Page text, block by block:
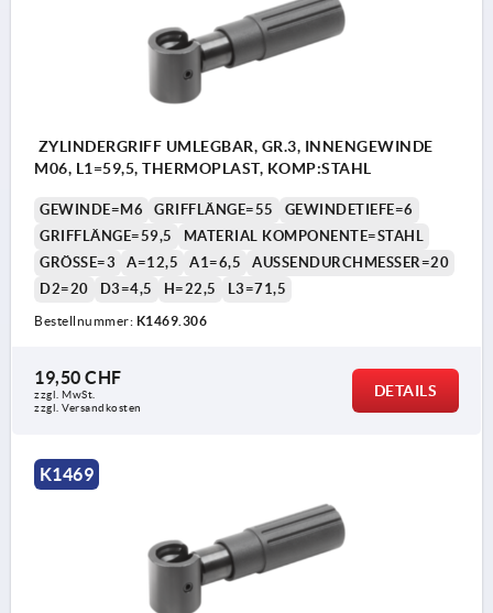
ZYLINDERGRIFF UMLEGBAR, GR.3, INNENGEWINDE
M06, L1=59,5, THERMOPLAST, KOMP:STAHL
GEWINDE=M6 GRIFFLÄNGE=55
GEWINDETIEFE=6
GRIFFLÄNGE=59,5
MATERIAL KOMPONENTE=STAHL
GRÖSSE=3
A=12,5 A1=6,5
AUSSENDURCHMESSER=20
D2=20
D3=4,5 H=22,5 L3=71,5
Bestellnummer: K1469.306
19,50 CHF
zzgl. MwSt.
zzgl. Versandkosten
DETAILS
K1469